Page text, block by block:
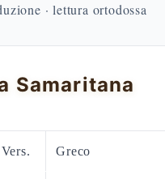
· lettura ortodossa
Samaritana
Vers. Greco